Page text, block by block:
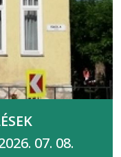
07. 08.